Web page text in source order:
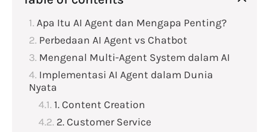
Apa Itu AI Agent dan Mengapa Penting?
Perbedaan AI Agent vs Chatbot
Mengenal Multi-Agent System dalam AI
Implementasi AI Agent dalam Dunia
Nyata
1. Content Creation
2. Customer Service